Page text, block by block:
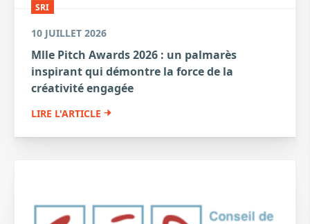
SRI
10 JUILLET 2026
Mlle Pitch Awards 2026 : un palmarès
inspirant qui démontre la force de la
créativité engagée
LIRE L'ARTICLE